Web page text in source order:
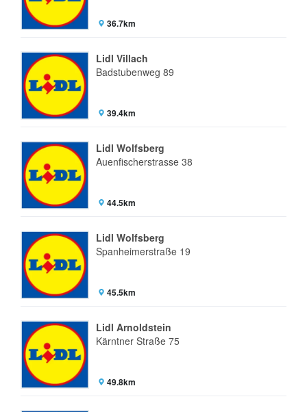
36.7km
Lidl Villach
Badstubenweg 89
39.4km
Lidl Wolfsberg
Auenfischerstrasse 38
44.5km
Lidl Wolfsberg
Spanheimerstraße 19
45.5km
Lidl Arnoldstein
Kärntner Straße 75
49.8km